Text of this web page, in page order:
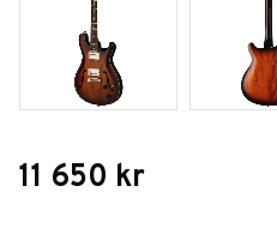
11 650 kr